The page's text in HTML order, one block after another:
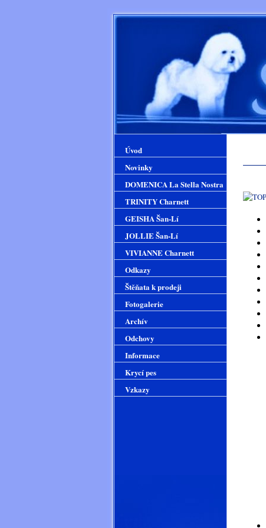
Úvod
Novinky
DOMENICA La Stella Nostra
TRINITY Charnett
GEISHA Šan-Lí
JOLLIE Šan-Lí
VIVIANNE Charnett
Odkazy
Štěňata k prodeji
Fotogalerie
Archív
Odchovy
Informace
Krycí pes
Vzkazy